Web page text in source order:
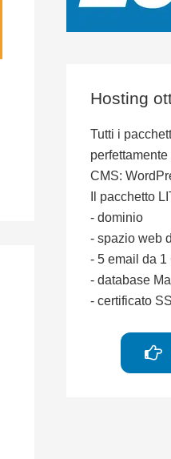
Hosting
Tutti i
CMS:
Il pacchetto
- dominio
- spazio web
- 5 email da 1
- database
- certificato